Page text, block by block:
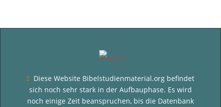

Diese Website Bibelstudienmaterial.org befindet
sich noch sehr stark in der Aufbauphase. Es wird
noch einige Zeit beanspruchen, bis die Datenbank